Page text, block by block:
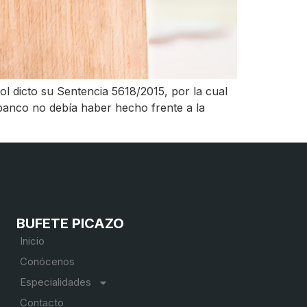
dicto su Sentencia 5618/2015, por la cual
no debía haber hecho frente a la
BUFETE PICAZO
Inicio
Conócenos
Especialidades
Contacto